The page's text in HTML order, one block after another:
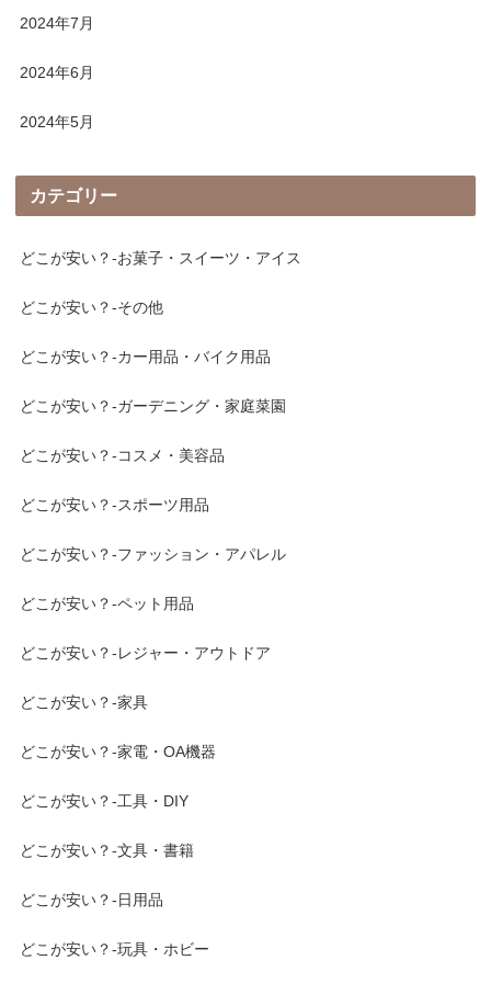
2024年7月
2024年6月
2024年5月
カテゴリー
どこが安い？-お菓子・スイーツ・アイス
どこが安い？-その他
どこが安い？-カー用品・バイク用品
どこが安い？-ガーデニング・家庭菜園
どこが安い？-コスメ・美容品
どこが安い？-スポーツ用品
どこが安い？-ファッション・アパレル
どこが安い？-ペット用品
どこが安い？-レジャー・アウトドア
どこが安い？-家具
どこが安い？-家電・OA機器
どこが安い？-工具・DIY
どこが安い？-文具・書籍
どこが安い？-日用品
どこが安い？-玩具・ホビー